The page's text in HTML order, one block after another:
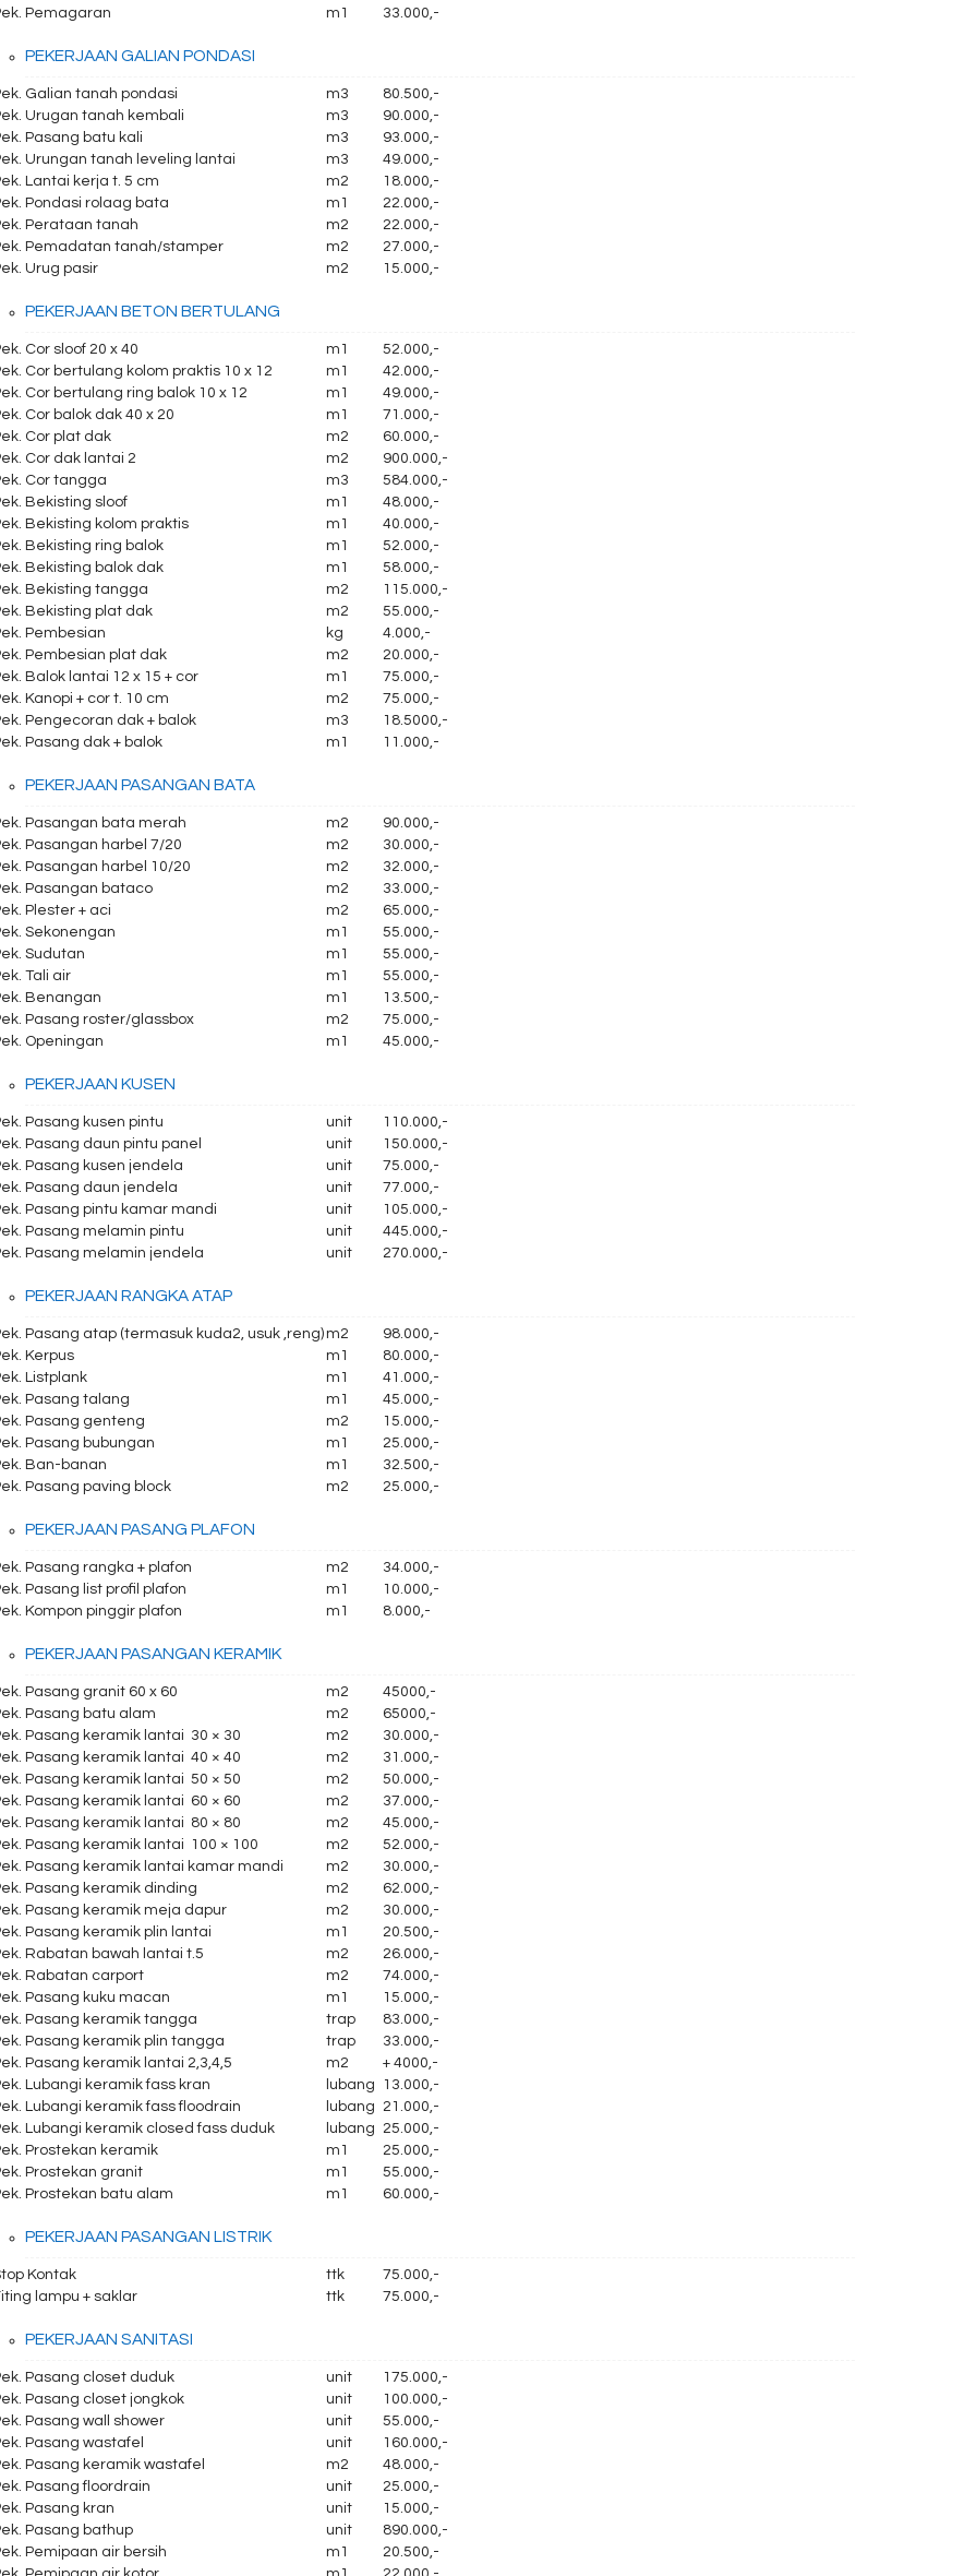
Pemagaran
m1 33.000,-
PEKERJAAN GALIAN PONDASI
Galian tanah pondasi m3
80.500,-
Urugan tanah kembali
m3
90.000,-
Pasang batu kali
m3
93.000,-
Urungan tanah leveling lantai
m3
49.000,-
Lantai kerja t. 5 cm
m2
18.000,-
Pondasi rolaag bata
m1
22.000,-
Perataan tanah
m2
22.000,-
Pemadatan tanah/stamper
m2
27.000,-
Urug pasir
m2 15.000,-
PEKERJAAN BETON BERTULANG
Cor sloof 20 x 40 m1
52.000,-
Cor bertulang kolom praktis 10 x 12
m1
42.000,-
Cor bertulang ring balok 10 x 12
m1
49.000,-
Cor balok dak 40 x 20
m1
71.000,-
Cor plat dak
m2
60.000,-
Cor dak lantai 2
m2
900.000,-
Cor tangga
m3
584.000,-
Bekisting sloof
m1
48.000,-
Bekisting kolom praktis
m1
40.000,-
Bekisting ring balok
m1
52.000,-
Bekisting balok dak
m1
58.000,-
Bekisting tangga
m2
115.000,-
Bekisting plat dak
m2
55.000,-
Pembesian
kg
4.000,-
Pembesian plat dak
m2
20.000,-
Balok lantai 12 x 15 + cor
m1
75.000,-
Kanopi + cor t. 10 cm
m2
75.000,-
Pengecoran dak + balok
m3
18.5000,-
Pasang dak + balok
m1 11.000,-
PEKERJAAN PASANGAN BATA
Pasangan bata merah m2
90.000,-
Pasangan harbel 7/20
m2
30.000,-
Pasangan harbel 10/20
m2
32.000,-
Pasangan bataco
m2
33.000,-
Plester + aci
m2
65.000,-
Sekonengan
m1
55.000,-
Sudutan
m1
55.000,-
Tali air
m1
55.000,-
Benangan
m1
13.500,-
Pasang roster/glassbox
m2
75.000,-
Openingan
m1 45.000,-
PEKERJAAN KUSEN
Pasang kusen pintu unit
110.000,-
Pasang daun pintu panel
unit
150.000,-
Pasang kusen jendela
unit
75.000,-
Pasang daun jendela
unit
77.000,-
Pasang pintu kamar mandi
unit
105.000,-
Pasang melamin pintu
unit
445.000,-
Pasang melamin jendela
unit 270.000,-
PEKERJAAN RANGKA ATAP
Pasang atap (termasuk kuda2, usuk ,reng)m2
98.000,-
Kerpus
m1
80.000,-
Listplank
m1
41.000,-
Pasang talang
m1
45.000,-
Pasang genteng
m2
15.000,-
Pasang bubungan
m1
25.000,-
Ban-banan
m1
32.500,-
Pasang paving block
m2 25.000,-
PEKERJAAN PASANG PLAFON
Pasang rangka + plafon m2
34.000,-
Pasang list profil plafon
m1
10.000,-
Kompon pinggir plafon
m1 8.000,-
PEKERJAAN PASANGAN KERAMIK
Pasang granit 60 x 60 m2
45000,-
Pasang batu alam
m2
65000,-
Pasang keramik lantai 30 × 30
m2
30.000,-
Pasang keramik lantai 40 × 40
m2
31.000,-
Pasang keramik lantai 50 × 50
m2
50.000,-
Pasang keramik lantai 60 × 60
m2
37.000,-
Pasang keramik lantai 80 × 80
m2
45.000,-
Pasang keramik lantai 100 × 100
m2
52.000,-
Pasang keramik lantai kamar mandi
m2
30.000,-
Pasang keramik dinding
m2
62.000,-
Pasang keramik meja dapur
m2
30.000,-
Pasang keramik plin lantai
m1
20.500,-
Rabatan bawah lantai t.5
m2
26.000,-
Rabatan carport
m2
74.000,-
Pasang kuku macan
m1
15.000,-
Pasang keramik tangga
trap
83.000,-
Pasang keramik plin tangga
trap
33.000,-
Pasang keramik lantai 2,3,4,5
m2
+ 4000,-
Lubangi keramik fass kran
lubang
13.000,-
Lubangi keramik fass floodrain
lubang
21.000,-
Lubangi keramik closed fass duduk
lubang
25.000,-
Prostekan keramik
m1
25.000,-
Prostekan granit
m1
55.000,-
Prostekan batu alam
m1 60.000,-
PEKERJAAN PASANGAN LISTRIK
Kontak ttk
75.000,-
lampu + saklar
ttk 75.000,-
PEKERJAAN SANITASI
Pasang closet duduk unit
175.000,-
Pasang closet jongkok
unit
100.000,-
Pasang wall shower
unit
55.000,-
Pasang wastafel
unit
160.000,-
Pasang keramik wastafel
m2
48.000,-
Pasang floordrain
unit
25.000,-
Pasang kran
unit
15.000,-
Pasang bathup
unit
890.000,-
Pemipaan air bersih
m1
20.500,-